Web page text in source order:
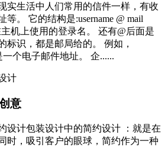
实生活中人们常用的信件一样，有收
等。 它的结构是:username @ mail
主机上使用的登录名。 还有@后面是
标识，都是邮局给的。 例如，
一个电子邮件地址。 企......
意
设计包装设计中的简约设计 ：就是在
时，吸引客户的眼球，简约作为一种